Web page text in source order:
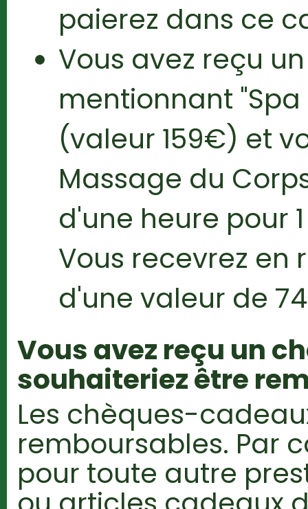
paierez dans ce
Vous avez reçu
mentionnant "Spa
(valeur 159€) et
Massage du
d'une heure pour
Vous recevrez
d'une valeur de
Vous avez reçu un
souhaiteriez être
Les chèques-
remboursables. Par
pour toute autre